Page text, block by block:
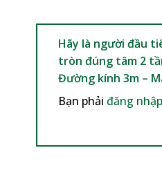
Hãy là người đầu
tròn đúng tâm 2
Đường kính 3m –
Bạn phải đăng nhập